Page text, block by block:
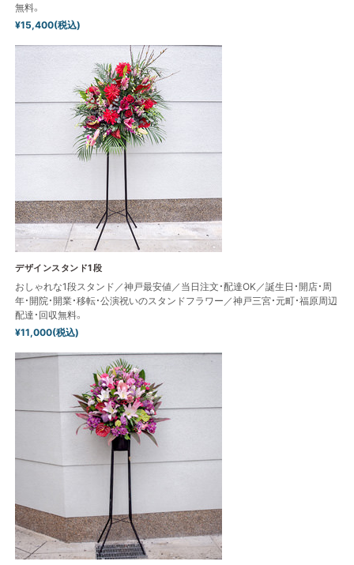
無料。
¥15,400(税込)
デザインスタンド1段
おしゃれな1段スタンド／神戸最安値／当日注文・配達OK／誕生日・開店・周
年・開院・開業・移転・公演祝いのスタンドフラワー／神戸三宮・元町・福原周辺
配達・回収無料。
¥11,000(税込)